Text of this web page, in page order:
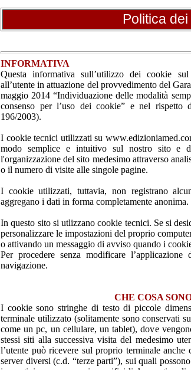
Politica
INFORMATIVA
Questa informativa sull’utilizzo dei cookie
all’utente in attuazione del provvedimento del
maggio 2014 “Individuazione delle modalità
consenso per l’uso dei cookie” e nel
196/2003).
I cookie tecnici utilizzati su
modo semplice e intuitivo sul nostro sito e
l'organizzazione del sito medesimo attraverso
o il numero di visite alle singole pagine.
I cookie utilizzati, tuttavia, non registrano
aggregano i dati in forma completamente anonima.
In questo sito si utlizzano cookie tecnici. Se si
personalizzare le impostazioni del proprio
o attivando un messaggio di avviso quando i
Per procedere senza modificare
navigazione.
CHE COSA
I cookie sono stringhe di testo di piccole
terminale utilizzato (solitamente sono conservati
come un pc, un cellulare, un tablet), dove
stessi siti alla successiva visita del medesimo
l’utente può ricevere sul proprio terminale
server diversi (c.d. “terze parti”), sui quali